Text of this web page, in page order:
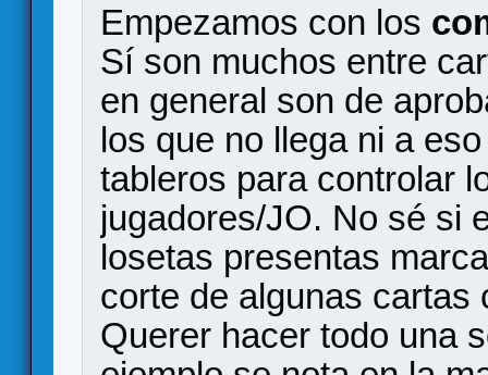
Empezamos con los
Sí son muchos entre
en general son de
los que no llega ni a
tableros para controlar
jugadores/JO. No sé si
losetas presentas
corte de algunas cartas
Querer hacer todo una